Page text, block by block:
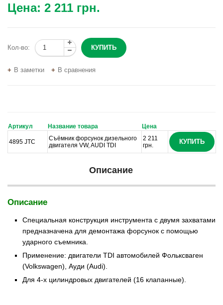
Цена: 2 211 грн.
Кол-во:
В заметки В сравнения
Артикул Название товара Цена
4895 JTC
Съёмник форсунок дизельного
двигателя VW, AUDI TDI
2 211
грн.
КУПИТЬ
Описание
Описание
Специальная конструкция инструмента с двумя захватами
предназначена для демонтажа форсунок с помощью
ударного съемника.
Применение: двигатели TDI автомобилей Фольксваген
(Volkswagen), Ауди (Audi).
Для 4-х цилиндровых двигателей (16 клапанные).